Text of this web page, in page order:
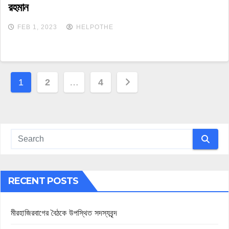
রহমান
FEB 1, 2023 HELPOTHE
Posts
navigation
1 2 … 4
RECENT POSTS
মীরহাজিরবাগের বৈঠকে উপস্থিত সদস্যবৃন্দ